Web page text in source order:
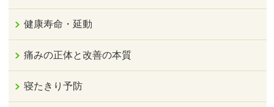
健康寿命・延動
痛みの正体と改善の本質
寝たきり予防